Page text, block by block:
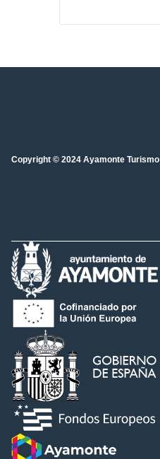
Copyright © 2024 Ayamonte Turismo